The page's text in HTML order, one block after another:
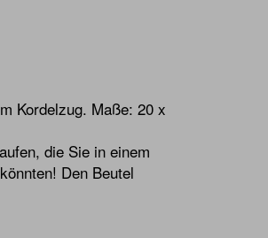
Kordelzug. Maße: 20 x
die Sie in einem
Den Beutel